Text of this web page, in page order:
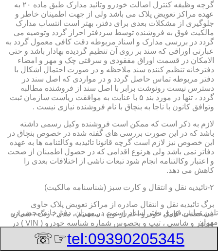
گرچه وظیفه کنترل اصالت خودرو وتائید مدارک طبق ماده ۲۰ به
عهده مراکز تعویض پلاک می باشد ولی از جهت اطمینان خاطر و
جلوگیری از مشکلات بعدی برای دفتر، بهتر است انتساب مدارک
مالکیت فوق به فروشنده توسط سردفتر احراز گردد وتوصیه می
گردد در بررسی مدارک و اسناد مربوطه دقت کافی معمول گردد به
عبارتی اوراقی که سند بر روی آن تنظیم گردیده بهادار باشد و حتی
الامکان در قسمت اوراق مفقودی و سرقتی چک و مهر و امضاء
دفترخانه تنظیم کننده سند ملاحظه و در صورت احتمال اشکال با
دفتر مربوطه تماس حاصل گردد و در مواردی که اصل سند در
دسترس نیست رونوشت برابر با اصل سند از فروشنده مطالبه
گردد ، تنها در مورد بند ۵ با عنایت به موافقت ریاست سازمان ثبت
وتوافق کانون با ناجا به بنچاق با نام فروشنده نیازی نیست .
لازم به ذکر است که ممکن است فروشنده وکیل رسمی داشته
باشد که در این صورت بررسی های گفته شده در خصوص بنچاق در
این خصوص نیز لازم است گرچه قانونا تائیدیه وکالتنامه ها به عهده
دفاتر نمی باشد ولی هرنوع اقدامی که در حصول اطمینان از صحت
و اعتبار وکالتنامه انجام شود تبعات ناشی از اختلافات بعدی را
کاهش می دهد.
۲-تائیدیه نقل و انتقال و کارت سبز (شناسنامه مالکیت)
برگ تائیدیه نقل و انتقال صادره از مراکز تعویض پلاک حاوی
مشخصات کامل خودرو اعم از نوع ، سیستم ، مدل ، رنگ ، شماره
موتور و شاسی ، تیپ و بخصوس شماره شناسه خودرو ( VIN ) در
صدر صفحه و مشخصات فروشنده و خریدار اعم از مشخصات
سجلی و شماره ملی و کدپستی و آدرس و شماره انتظامی
تلفن تماس فوری دفتر اسناد رسمی در مهران, دفترخانه,محضر در
مهران
tel:09390205345
☞☏